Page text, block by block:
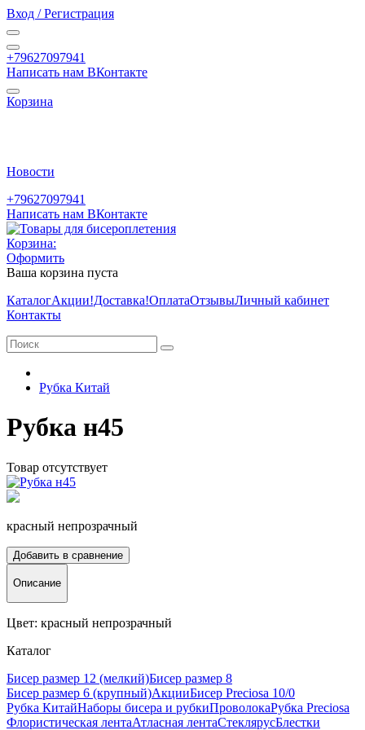
Вход / Регистрация
+79627097941
Написать нам ВКонтакте
Корзина
Новости
+79627097941
Написать нам ВКонтакте
Корзина:
Оформить
Ваша корзина пуста
КаталогАкции!Доставка!ОплатаОтзывыЛичный кабинет
Контакты
Рубка Китай
Рубка н45
Товар отсутствует
красный непрозрачный
Добавить в сравнение
Описание
Цвет: красный непрозрачный
Каталог
Бисер размер 12 (мелкий)Бисер размер 8
Бисер размер 6 (крупный)АкцииБисер Preciosa 10/0
Рубка КитайНаборы бисера и рубкиПроволокаРубка Preciosa
Флористическая лентаАтласная лентаСтеклярусБлестки